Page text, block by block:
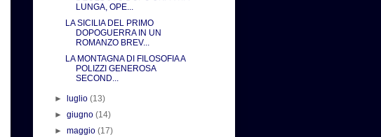
LUNGA, OPE...
LA SICILIA DEL PRIMO
DOPOGUERRA IN UN
ROMANZO BREV...
LA MONTAGNA DI FILOSOFIA A
POLIZZI GENEROSA
SECOND...
► luglio(13)
►giugno(14)
►maggio(17)